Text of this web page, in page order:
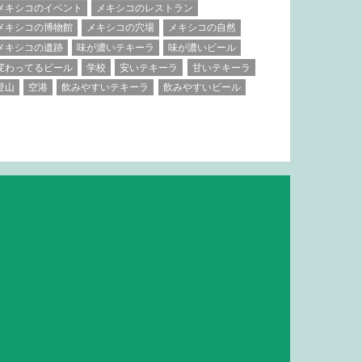
キシコのイベント
メキシコのレストラン
キシコの博物館
メキシコの穴場
メキシコの自然
キシコの遺跡
味が濃いテキーラ
味が濃いビール
わってるビール
学校 安いテキーラ
甘いテキーラ
山
空港 飲みやすいテキーラ 飲みやすいビール